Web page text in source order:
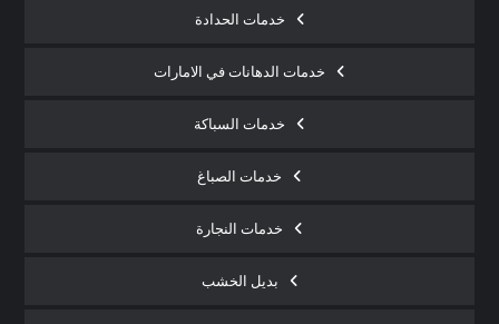
خدمات الحدادة
خدمات الدهانات في الامارات
خدمات السباكة
خدمات الصباغ
خدمات النجارة
بديل الخشب